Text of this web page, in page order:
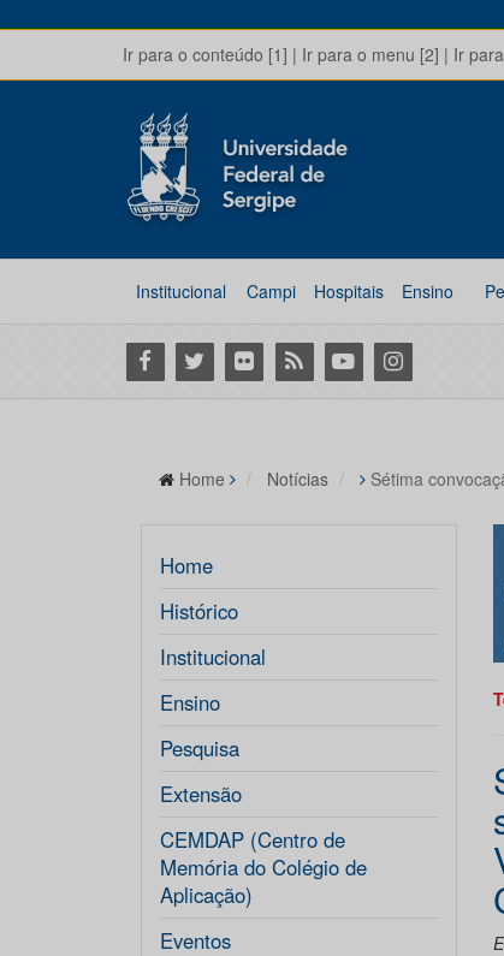
Ir para o conteúdo [1] | Ir para o menu [2] | Ir
Institucional Campi Hospitais Ensino
Facebook
Twitter Flickr RSS YoutubeInstagram
Home Notícias Sétima
Home
Histórico
Institucional
Ensino
Pesquisa
Extensão
CEMDAP (Centro de
Memória do Colégio de
Aplicação)
Eventos